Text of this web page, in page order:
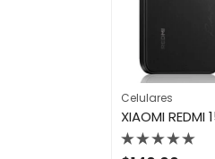
Celulares